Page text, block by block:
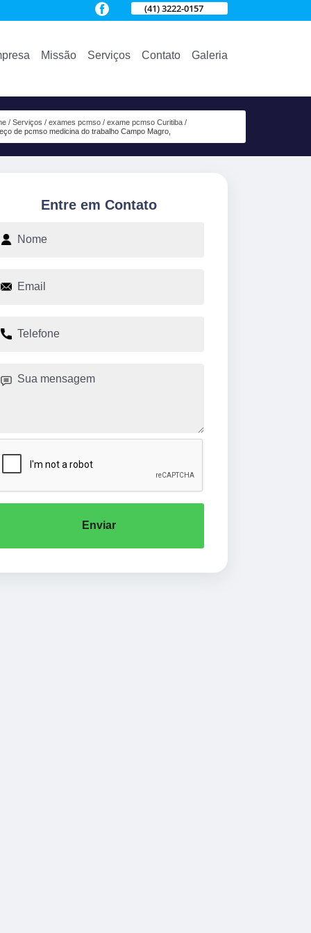
(41) 3222-0157
Missão Serviços Contato Galeria
Serviços exames pcmso
exame pcmso Curitiba
de pcmso medicina do trabalho Campo Magro,
Entre em Contato
Enviar